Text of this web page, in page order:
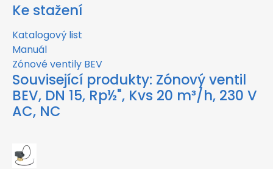
Ke stažení
Katalogový list
Manuál
Zónové ventily BEV
Související produkty: Zónový ventil
BEV, DN 15, Rp½", Kvs 20 m³/h, 230 V
AC, NC